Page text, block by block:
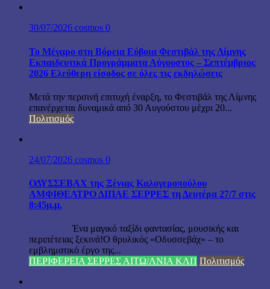
30/07/2026 cosmos 0
Το Μέγαρο στη Βόρεια Εύβοια Φεστιβάλ της Λίμνης
Εκπαιδευτικά Προγράμματα Αύγουστος – Σεπτέμβριος
2026 Ελεύθερη είσοδος σε όλες τις εκδηλώσεις
Μετά την περσινή επιτυχή έναρξη, το Φεστιβάλ της Λίμνης
επανέρχεται δυναμικά από 30 Αυγούστου μέχρι 20...
Πολιτισμός
24/07/2026 cosmos 0
ΟΔΥΣΣΕΒΑΧ της Ξένιας Καλογεροπούλου
ΑΜΦΙΘΕΑΤΡΟ ΔΙΠΑΕ ΣΕΡΡΕΣ τη Δευτέρα 27/7 στις
8:45μ.μ.
Ένα μαγικό ταξίδι φαντασίας, μουσικής και
περιπέτειας ξεκινά!Ο θρυλικός «Οδυσσεβάχ» – το
εμβληματικό έργο της...
ΠΕΡΙΦΕΡΕΙΑ ΣΕΡΡΕΣ ΑΙΤΩ/ΛΝΙΑ ΚΛΠ Πολιτισμός